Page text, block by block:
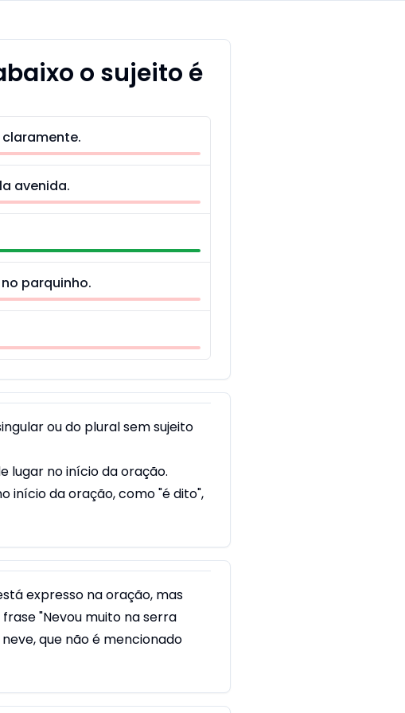
o sujeito é
avenida.
parquinho.
ou do plural sem sujeito
lugar no início da oração.
início da oração, como "é dito",
expresso na oração, mas
"Nevou muito na serra
que não é mencionado